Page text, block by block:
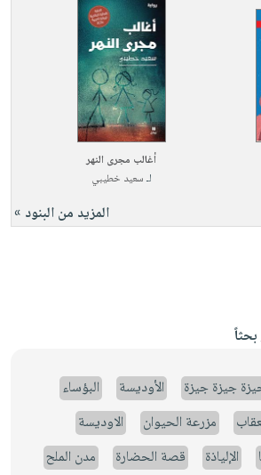
أغالب مجرى النهر
لـسعيد خطيبي
المزيد من البنود »
جيزة جيزة الأوديسة
البؤساء
مزرعة الحيوان
الاوديسة
الإلياذة قصة الحضارة
مدن الملح